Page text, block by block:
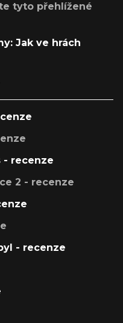
tyto přehlížené
Jak ve hrách
- recenze
2 - recenze
- recenze